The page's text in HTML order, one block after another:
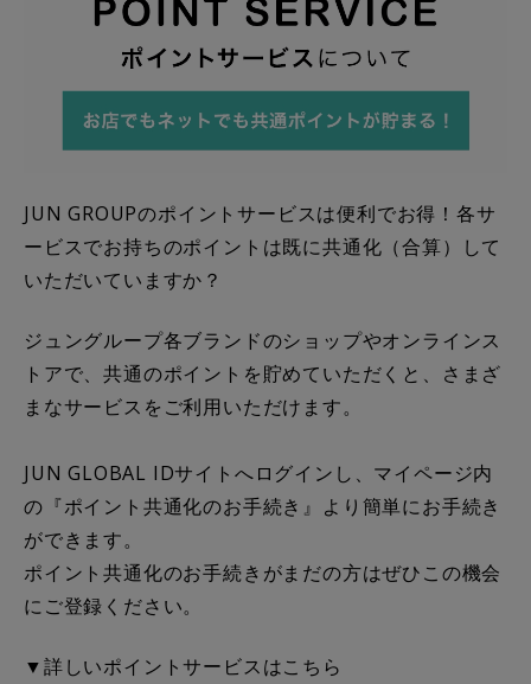
JUN GROUPのポイントサービスは便利でお得！各サ
ービスでお持ちのポイントは既に共通化（合算）して
いただいていますか？
ジュングループ各ブランドのショップやオンラインス
トアで、共通のポイントを貯めていただくと、さまざ
まなサービスをご利用いただけます。
JUN GLOBAL IDサイトへログインし、マイページ内
の『ポイント共通化のお手続き』より簡単にお手続き
ができます。
ポイント共通化のお手続きがまだの方はぜひこの機会
にご登録ください。
▼詳しいポイントサービスはこちら